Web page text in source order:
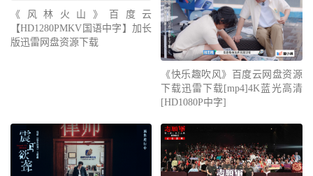
《风林火山》百度云
【HD1280PMKV国语中字】加长
版迅雷网盘资源下载
《快乐趣吹风》百度云网盘资源
下载迅雷下载[mp4]4K蓝光高清
[HD1080P中字]